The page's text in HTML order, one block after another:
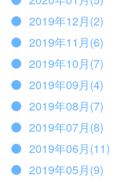
2019年12月(2)
2019年11月(6)
2019年10月(7)
2019年09月(4)
2019年08月(7)
2019年07月(8)
2019年06月(11)
2019年05月(9)